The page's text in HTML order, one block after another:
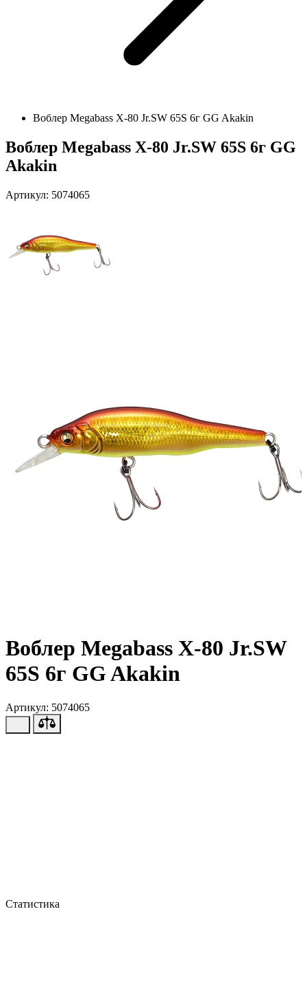
Воблер Megabass X-80 Jr.SW 65S 6г GG Akakin
Воблер Megabass X-80 Jr.SW 65S 6г GG
Akakin
Артикул: 5074065
Воблер Megabass X-80 Jr.SW
65S 6г GG Akakin
Артикул: 5074065
Статистика